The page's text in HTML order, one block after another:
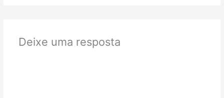
Deixe uma resposta